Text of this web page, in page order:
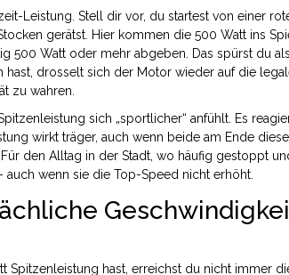
Leistung. Stell dir vor, du startest von einer
gerätst. Hier kommen die 500 Watt ins
500 Watt oder mehr abgeben. Das spürst du
drosselt sich der Motor wieder auf die
zu wahren.
sich „sportlicher“ anfühlt. Es
wirkt träger, auch wenn beide am Ende
den Alltag in der Stadt, wo häufig gestoppt
wenn sie die Top-Speed nicht erhöht.
Spitzenleistung hast, erreichst du nicht immer